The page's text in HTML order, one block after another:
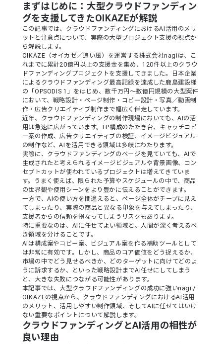
まずはじめに：大型クラウドファンディン
グを支援してきたOIKAZEが解説
この記事では、クラウドファンディングにおけるAI活用のメリ
ットと注意点について、実際の大型プロジェクト支援の視点か
ら解説します。
OIKAZE（オイカゼ／追い風）を運営する株式会社nagiは、こ
れまでに累計20億円以上の支援金を集め、120件以上のクラウ
ドファンディングプロジェクトを支援してきました。日本企業
によるクラウドファンディング最高記録を達成した鹿島建設様
の「OPSODIS 1」をはじめ、数千万円〜数億円規模の大型案件
において、戦略設計・ページ制作・コピー設計・写真／動画制
作・広告クリエイティブ制作まで幅広く伴走しています。
近年、クラウドファンディングの制作現場においても、AIの活
用は急速に広がっています。LP構成のたたき台、キャッチコピ
ー案の作成、広告クリエイティブの検証、イメージビジュアル
の制作など、AIを活用できる領域は多岐にわたります。
実際に、クラウドファンディングのページを見ていても、AIで
生成されたと考えられるイメージビジュアルや背景画像、コン
セプトカットが使われているプロジェクトは増えてきていま
す。うまく使えば、限られた予算やスケジュールの中で、商品
の世界観や使用シーンをより豊かに伝えることができます。
一方で、AIの使い方を間違えると、ページ全体がチープに見え
てしまったり、実際の商品と異なる印象を与えてしまったり、
支援者からの信頼を損なってしまうリスクもあります。
特に重要なのは、AIに任せてよい領域と、人間が深く考えるべ
き領域を分けることです。
AIは構成案やコピー案、ビジュアル案を作る補助ツールとして
は非常に有効です。しかし、商品のコア価値をどう捉えるか、
市場の中でどう見せるべきか、どのターゲットに向けてどのよ
うに訴求するか、といった戦略設計までAI任せにしてしまう
と、大きな失敗につながる可能性があります。
本記事では、大型クラウドファンディングの成功に強いnagi /
OIKAZEの視点から、クラウドファンディングにおけるAI活用
のメリット、活用しやすい制作領域、そしてAIに任せてはいけ
ない重要なポイントについて解説します。
クラウドファンディングとAI活用の相性が
良い理由